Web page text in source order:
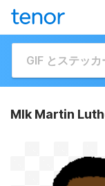
Mlk Martin